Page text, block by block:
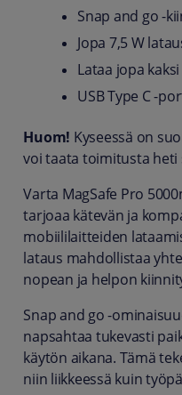
Snap and go -
Jopa 7,5 W
Lataa jopa
USB Type C -
Huom! Kyseessä on
voi taata toimitusta heti
Varta MagSafe Pro
tarjoaa kätevän ja
mobiililaitteiden
lataus mahdollistaa
nopean ja helpon
Snap and go -
napsahtaa tukevasti
käytön aikana. Tämä
niin liikkeessä kuin